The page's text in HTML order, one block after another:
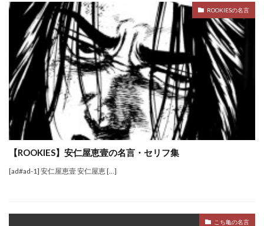
ROOKIESの名言
【ROOKIES】安仁屋恵壹の名言・セリフ集
[ad#ad-1] 安仁屋恵壹 安仁屋恵 […]
こち亀の名言